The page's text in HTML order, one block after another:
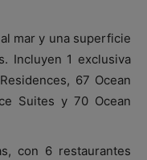
mar y una superficie
Incluyen 1 exclusiva
67 Ocean
Suites y 70 Ocean
con 6 restaurantes